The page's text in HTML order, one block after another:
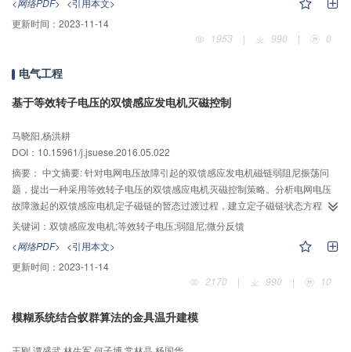
获得更好的分类准确性且个数更少；使用非线性规划方法求解时，能够直接得
到特征子集，有利于确定特征个数。本模型可用于特征之间存在冗余时的特征
<网络PDF> <引用本文>
更新时间： 2023-11-14
1953
| 990 | 0
电气工程
基于等效转子电压的双馈感应发电机灭磁控制
马晓阳,杨洪耕
DOI：10.15961/j.jsuese.2016.05.022
摘要： 中文摘要: 针对电网电压故障引起的双馈感应发电机磁链弱阻尼振荡问
题，提出一种采用等效转子电压的双馈感应电机灭磁控制策略。分析电网电压
故障激起的双馈感应电机定子磁链的暂态过渡过程，建立定子磁链状态方程；
通过求解状态方程的特征根和定子磁链的振荡频率及阻尼比，在转子电压前馈
补偿项的基础上引入定子磁链的微分反馈项，得到等效转子电压参考值，并研
究了其改善磁链欠阻尼特性和加快暂态磁链衰减的机理。最后，双馈感应发电
机的仿真结果表明，本文方法可以较好地抑制故障期间的磁链振荡冲击，有利
关键词： 双馈感应发电机;等效转子电压;弱阻尼;微分反馈
<网络PDF> <引用本文>
更新时间： 2023-11-14
2170
| 990 | 10
模糊系统结合蚁群算法的金具温升建模